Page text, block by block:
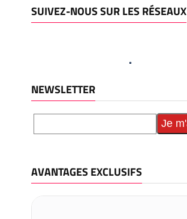
SUIVEZ-NOUS SUR LES RÉSEAUX
NEWSLETTER
AVANTAGES EXCLUSIFS